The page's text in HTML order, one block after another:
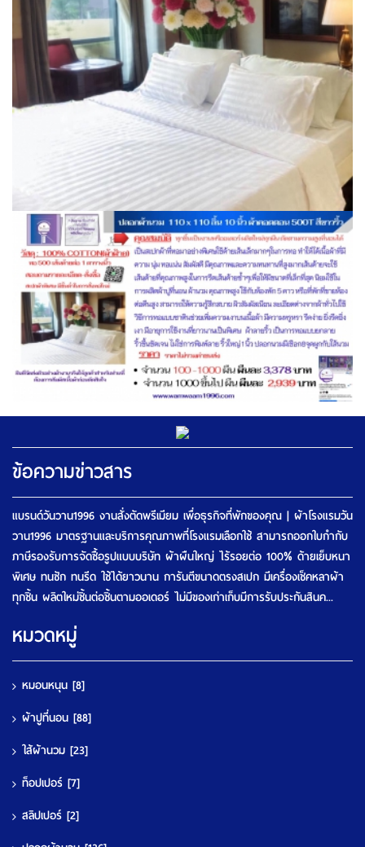
ข้อความข่าวสาร
แบรนด์วันวาน1996 งานสั่งตัดพรีเมียม เพื่อธุรกิจที่พักของคุณ | ผ้าโรงแรมวัน
วาน1996 มาตรฐานและบริการคุณภาพที่โรงแรมเลือกใช้ สามารถออกใบกำกับ
ภาษีรองรับการจัดซื้อรูปแบบบริษัท ผ้าผืนใหญ่ ไร้รอยต่อ 100% ด้ายเย็บหนา
พิเศษ ทนซัก ทนรีด ใช้ได้ยาวนาน การันตีขนาดตรงสเปก มีเครื่องเช็คหลาผ้า
ทุกชิ้น ผลิตใหม่ชิ้นต่อชิ้นตามออเดอร์ ไม่มีของเก่าเก็บมีการรับประกันสินค...
หมวดหมู่
หมอนหนุน [8]
ผ้าปูที่นอน [88]
ใส้ผ้านวม [23]
ท็อปเปอร์ [7]
สลิปเปอร์ [2]